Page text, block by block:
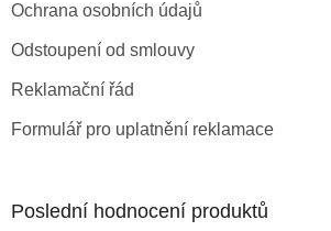
Ochrana osobních údajů
Odstoupení od smlouvy
Reklamační řád
Formulář pro uplatnění reklamace
Poslední hodnocení produktů